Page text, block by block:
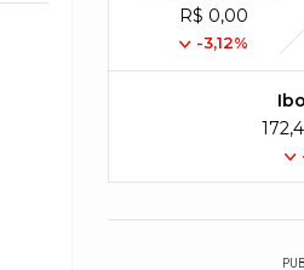
R$ 0,00
-3,12%